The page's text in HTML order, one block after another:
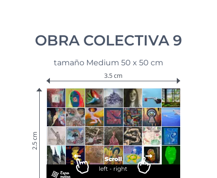
OBRA COLECTIVA 9
tamaño Medium 50 x 50 cm
2.5 cm
3.5 cm
Scroll
left - right